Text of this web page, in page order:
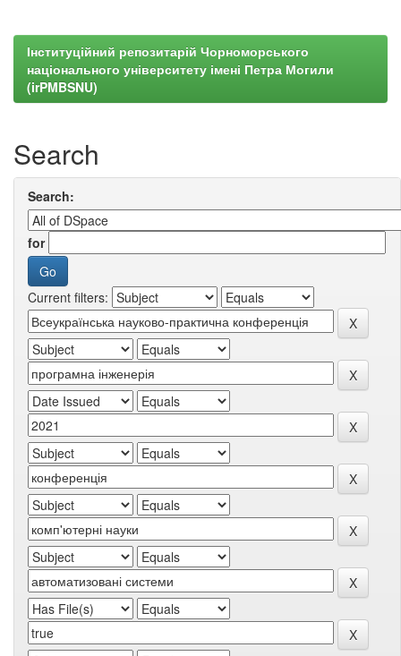
Інституційний репозитарій Чорноморського
національного університету імені Петра Могили
(irPMBSNU)
Search
Search:
for
Current filters: